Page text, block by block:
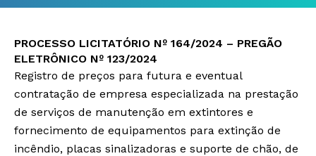
PROCESSO LICITATÓRIO Nº 164/2024 – PREGÃO
ELETRÔNICO Nº 123/2024
Registro de preços para futura e eventual
contratação de empresa especializada na prestação
de serviços de manutenção em extintores e
fornecimento de equipamentos para extinção de
incêndio, placas sinalizadoras e suporte de chão, de